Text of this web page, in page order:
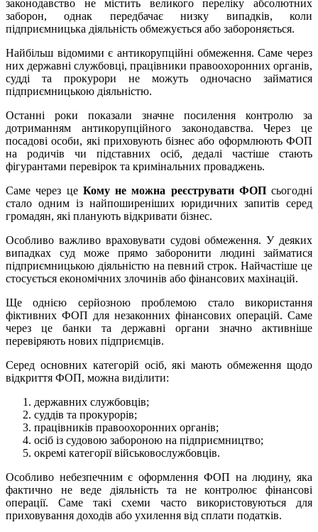
законодавство не містить великого переліку абсолютних
заборон, однак передбачає низку випадків, коли
підприємницька діяльність обмежується або забороняється.
Найбільш відомими є антикорупційні обмеження. Саме через
них державні службовці, працівники правоохоронних органів,
судді та прокурори не можуть одночасно займатися
підприємницькою діяльністю.
Останні роки показали значне посилення контролю за
дотриманням антикорупційного законодавства. Через це
посадові особи, які приховують бізнес або оформлюють ФОП
на родичів чи підставних осіб, дедалі частіше стають
фігурантами перевірок та кримінальних проваджень.
Саме через це Кому не можна реєструвати ФОПсьогодні
стало одним із найпоширеніших юридичних запитів серед
громадян, які планують відкривати бізнес.
Особливо важливо враховувати судові обмеження. У деяких
випадках суд може прямо заборонити людині займатися
підприємницькою діяльністю на певний строк. Найчастіше це
стосується економічних злочинів або фінансових махінацій.
Ще однією серйозною проблемою стало використання
фіктивних ФОП для незаконних фінансових операцій. Саме
через це банки та державні органи значно активніше
перевіряють нових підприємців.
Серед основних категорій осіб, які мають обмеження щодо
відкриття ФОП, можна виділити:
державних службовців;
суддів та прокурорів;
працівників правоохоронних органів;
осіб із судовою забороною на підприємництво;
окремі категорії військовослужбовців.
Особливо небезпечним є оформлення ФОП на людину, яка
фактично не веде діяльність та не контролює фінансові
операції. Саме такі схеми часто використовуються для
приховування доходів або ухилення від сплати податків.